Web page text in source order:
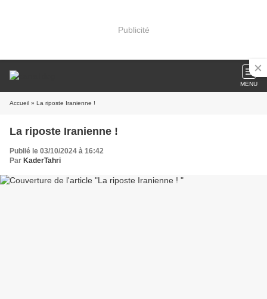
Publicité
MENU
Accueil » La riposte Iranienne !
La riposte Iranienne !
Publié le 03/10/2024 à 16:42
Par KaderTahri